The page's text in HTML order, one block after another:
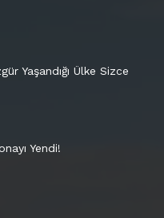
Yaşandığı Ülke Sizce
Yendi!